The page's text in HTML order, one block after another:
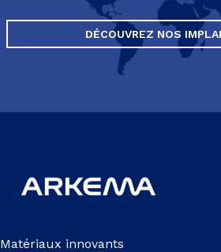
DÉCOUVREZ NOS
Matériaux innovants